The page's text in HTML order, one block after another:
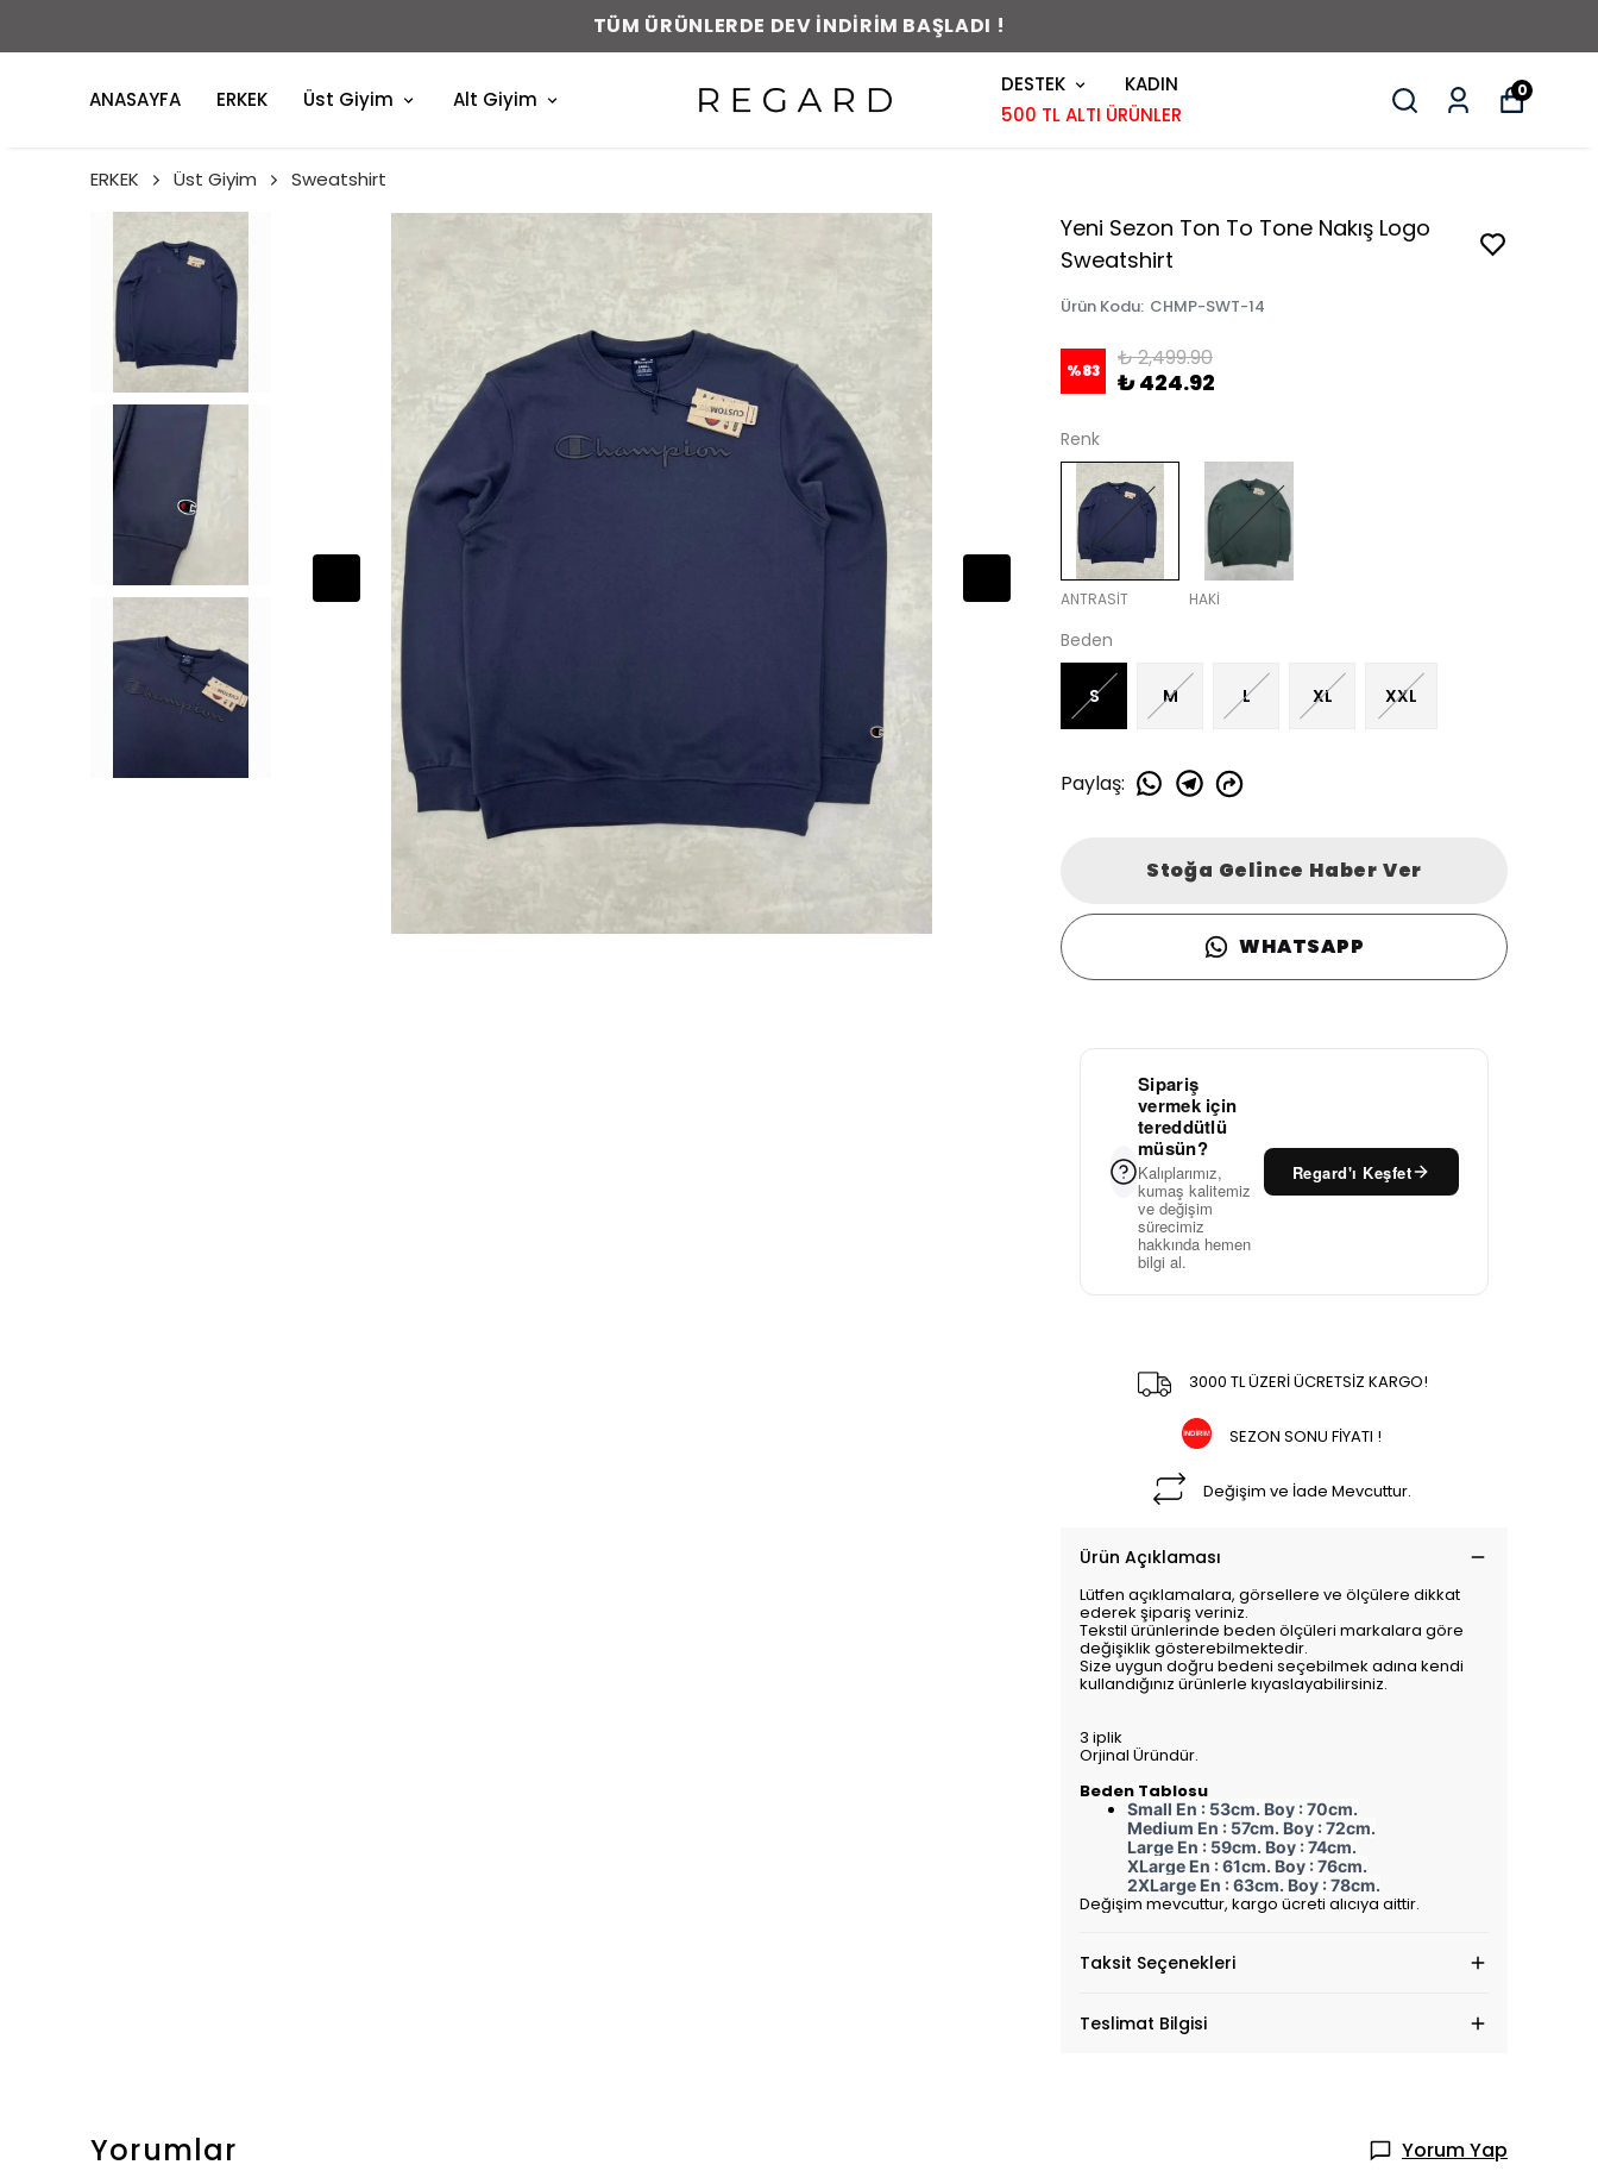
0-48 SAAT İÇERİSİNDE KARGODA !
ANASAYFA ERKEK Üst Giyim Alt Giyim
DESTEK
KADIN
500 TL ALTI ÜRÜNLER
0
ERKEK Üst Giyim Sweatshirt
Yeni Sezon Ton To Tone Nakış Logo
Sweatshirt
Ürün Kodu: CHMP-SWT-14
%83 ₺ 2,499.90
₺ 424.92
Renk
ANTRASİT HAKİ
Beden
S M L XL XXL
Paylaş:
Stoğa Gelince Haber Ver
WHATSAPP
Sipariş
vermek için
tereddütlü
müsün?
Kalıplarımız,
kumaş kalitemiz
ve değişim
sürecimiz
hakkında hemen
bilgi al.
Regard'ı Keşfet
3000 TL ÜZERİ ÜCRETSİZ KARGO!
SEZON SONU FİYATI !
Değişim ve İade Mevcuttur.
Ürün Açıklaması
Lütfen açıklamalara, görsellere ve ölçülere dikkat
ederek şipariş veriniz.
Tekstil ürünlerinde beden ölçüleri markalara göre
değişiklik gösterebilmektedir.
Size uygun doğru bedeni seçebilmek adına kendi
kullandığınız ürünlerle kıyaslayabilirsiniz.
3 iplik
Orjinal Üründür.
Beden Tablosu
Small En : 53cm. Boy : 70cm.
Medium En : 57cm. Boy : 72cm.
Large En : 59cm. Boy : 74cm.
XLarge En : 61cm. Boy : 76cm.
2XLarge En : 63cm. Boy : 78cm.
Değişim mevcuttur, kargo ücreti alıcıya aittir.
Taksit Seçenekleri
Teslimat Bilgisi
Yorumlar
Yorum Yap